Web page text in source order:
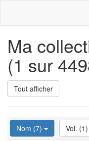
Ma
(1 sur
Tout afficher
Nom (7) Vol. (1)